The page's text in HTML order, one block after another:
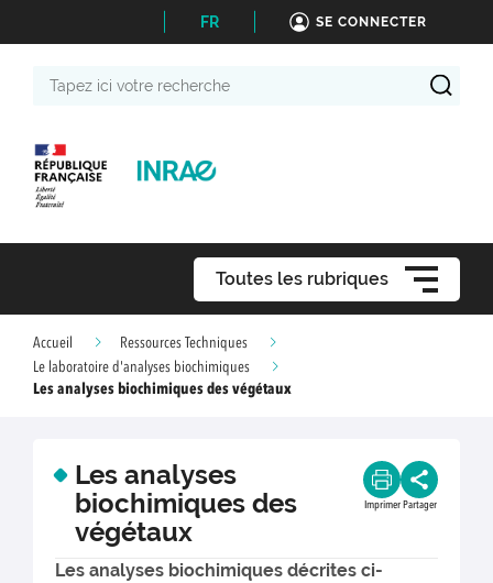
FR SE CONNECTER
Toutes les rubriques
Accueil
Ressources Techniques
Le laboratoire d'analyses biochimiques
Les analyses biochimiques des végétaux
Les analyses
biochimiques des
végétaux
Imprimer Partager
Les analyses biochimiques décrites ci-